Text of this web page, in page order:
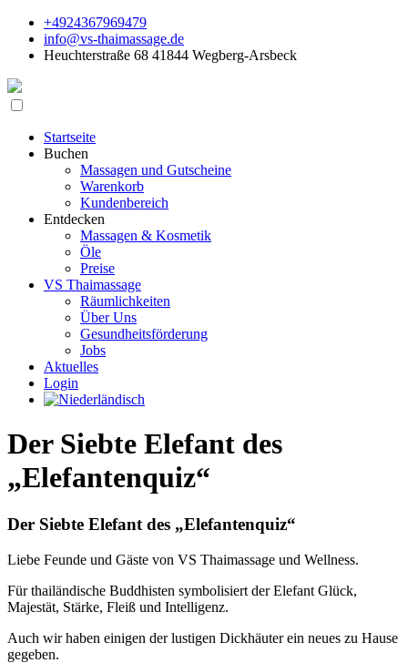
+4924367969479
info@vs-thaimassage.de
Heuchterstraße 68 41844 Wegberg-Arsbeck
Startseite
Buchen
Massagen und Gutscheine
Warenkorb
Kundenbereich
Entdecken
Massagen & Kosmetik
Öle
Preise
VS Thaimassage
Räumlichkeiten
Über Uns
Gesundheitsförderung
Jobs
Aktuelles
Login
Der Siebte Elefant des
„Elefantenquiz“
Der Siebte Elefant des „Elefantenquiz“
Liebe Feunde und Gäste von VS Thaimassage und Wellness.
Für thailändische Buddhisten symbolisiert der Elefant Glück,
Majestät, Stärke, Fleiß und Intelligenz.
Auch wir haben einigen der lustigen Dickhäuter ein neues zu Hause
gegeben.